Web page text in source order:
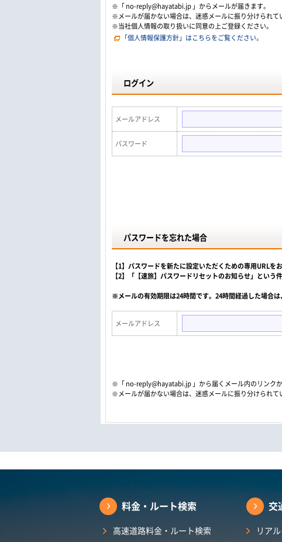
※「 no-reply@hayatabi.jp 」からメールが届きます。
※メールが届かない場合は、迷惑メールに振り分けられて
※当社個人情報の取り扱いに同意の上ご登録ください。
「個人情報保護方針」はこちらをご覧ください。
ログイン
メールアドレス
パスワード
パスワードを忘れた場合
【1】パスワードを新たに設定いただくための専用URL
【2】「【速旅】パスワードリセットのお知らせ」とい
※メールの有効期限は24時間です。24時間経過した場合
メールアドレス
※「 no-reply@hayatabi.jp 」から届くメール内のリンクか
※メールが届かない場合は、迷惑メールに振り分けられて
料金・ルート検索
高速道路料金・ルート検索
交
リア